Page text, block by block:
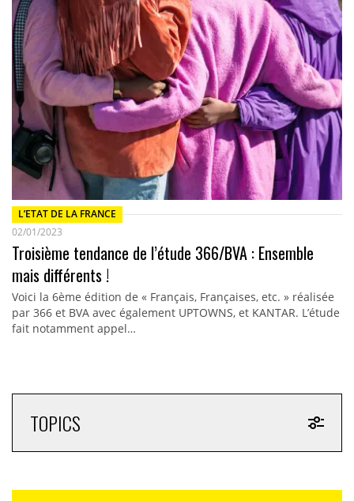
L’ETAT DE LA FRANCE
02/01/2023
Troisième tendance de l’étude 366/BVA : Ensemble
mais différents !
Voici la 6ème édition de « Français, Françaises, etc. » réalisée
par 366 et BVA avec également UPTOWNS, et KANTAR. L’étude
fait notamment appel…
TOPICS